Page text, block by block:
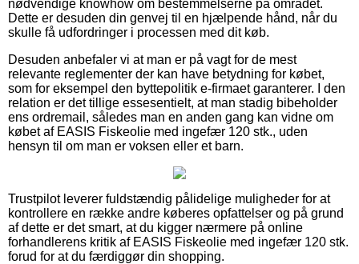
nødvendige knowhow om bestemmelserne på området.
Dette er desuden din genvej til en hjælpende hånd, når du
skulle få udfordringer i processen med dit køb.
Desuden anbefaler vi at man er på vagt for de mest
relevante reglementer der kan have betydning for købet,
som for eksempel den byttepolitik e-firmaet garanterer. I den
relation er det tillige essesentielt, at man stadig bibeholder
ens ordremail, således man en anden gang kan vidne om
købet af EASIS Fiskeolie med ingefær 120 stk., uden
hensyn til om man er voksen eller et barn.
Trustpilot leverer fuldstændig pålidelige muligheder for at
kontrollere en række andre køberes opfattelser og på grund
af dette er det smart, at du kigger nærmere på online
forhandlerens kritik af EASIS Fiskeolie med ingefær 120 stk.
forud for at du færdiggør din shopping.